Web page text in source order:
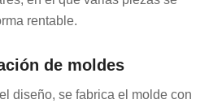
rentable.
de moldes
diseño, se fabrica el molde con